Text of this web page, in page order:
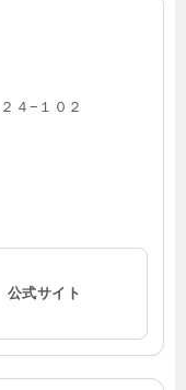
４−１０２
公式サイト